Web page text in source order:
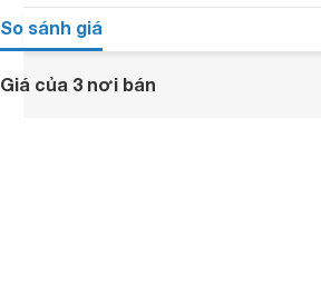
So sánh giá
Giá của 3 nơi bán